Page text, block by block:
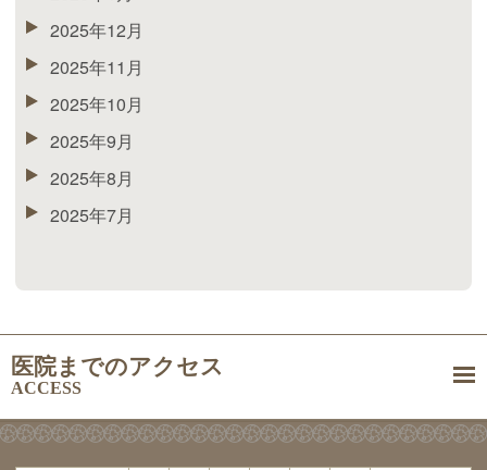
2025年12月
2025年11月
2025年10月
2025年9月
2025年8月
2025年7月
医院までのアクセス
ACCESS